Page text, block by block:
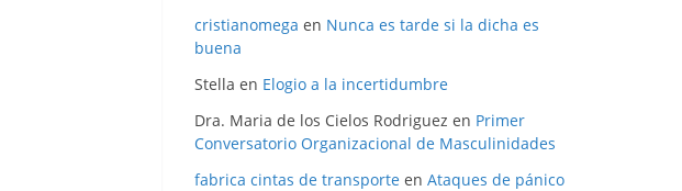
cristianomega en Nunca es tarde si la dicha es
buena
Stella en Elogio a la incertidumbre
Dra. Maria de los Cielos Rodriguez en Primer
Conversatorio Organizacional de Masculinidades
fabrica cintas de transporte en Ataques de pánico